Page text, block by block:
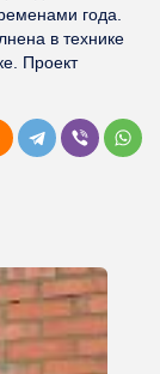
года.
в технике
Проект